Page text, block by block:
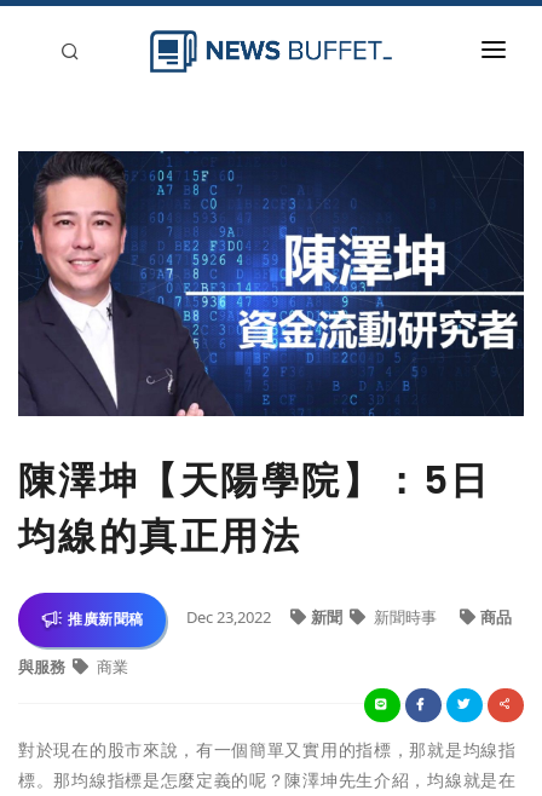
新聞稿分類
登入
刊登
陳澤坤【天陽學院】：5日
均線的真正用法
推廣新聞稿 Dec 23,2022 新聞 新聞時事 商品
與服務 商業
對於現在的股市來說，有一個簡單又實用的指標，那就是均線指
標。那均線指標是怎麼定義的呢？陳澤坤先生介紹，均線就是在